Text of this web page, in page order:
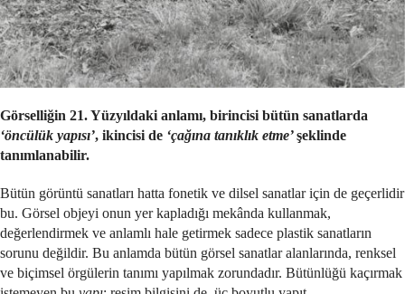
Görselliğin 21. Yüzyıldaki anlamı, birincisi bütün sanatlarda
‘öncülük yapısı’, ikincisi de ‘çağına tanıklık etme’şeklinde
tanımlanabilir.
Bütün görüntü sanatları hatta fonetik ve dilsel sanatlar için de geçerlidir
bu. Görsel objeyi onun yer kapladığı mekânda kullanmak,
değerlendirmek ve anlamlı hale getirmek sadece plastik sanatların
sorunu değildir. Bu anlamda bütün görsel sanatlar alanlarında, renksel
ve biçimsel örgülerin tanımı yapılmak zorundadır. Bütünlüğü kaçırmak